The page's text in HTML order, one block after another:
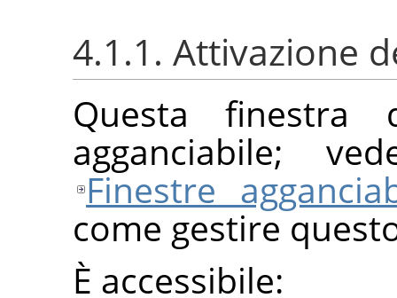
4.1.1. Attivazione
Questa
agganciabile;
Finestre
come gestire
È accessibile: